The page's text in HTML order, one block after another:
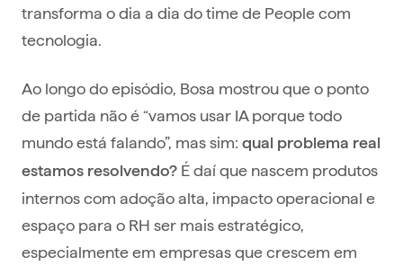
transforma o dia a dia do time de People com
tecnologia.
Ao longo do episódio, Bosa mostrou que o ponto
de partida não é “vamos usar IA porque todo
mundo está falando”, mas sim: qual problema real
estamos resolvendo? É daí que nascem produtos
internos com adoção alta, impacto operacional e
espaço para o RH ser mais estratégico,
especialmente em empresas que crescem em